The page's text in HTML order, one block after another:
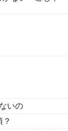
いの